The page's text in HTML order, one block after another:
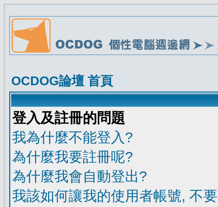
OCDOG論壇 首頁
登入及註冊的問題
我為什麼不能登入?
為什麼我要註冊呢?
為什麼我會自動登出?
我該如何讓我的使用者帳號, 不